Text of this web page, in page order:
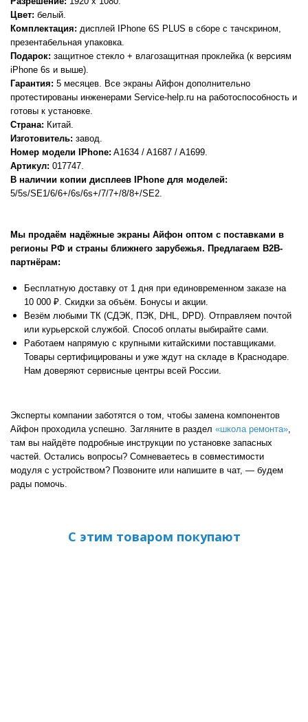
Цвет: белый.
Комплектация: дисплей IPhone 6S PLUS в сборе с тачскрином,
презентабельная упаковка.
Подарок: защитное стекло + влагозащитная проклейка (к версиям
iPhone 6s и выше).
Гарантия: 5 месяцев. Все экраны Айфон дополнительно
протестированы инженерами Service-help.ru на работоспособность и
готовы к установке.
Страна: Китай.
Изготовитель: завод.
Номер модели IPhone: A1634 / A1687 / A1699.
Артикул: 017747.
В наличии копии дисплеев IPhone для моделей:
5/5s/SE1/6/6+/6s/6s+/7/7+/8/8+/SE2.
Мы продаём надёжные экраны Айфон оптом с поставками в
регионы РФ и страны ближнего зарубежья. Предлагаем В2В-
партнёрам:
Бесплатную доставку от 1 дня при единовременном заказе на
10 000 ₽. Скидки за объём. Бонусы и акции.
Везём любыми ТК (СДЭК, ПЭК, DHL, DPD). Отправляем почтой
или курьерской службой. Способ оплаты выбирайте сами.
Работаем напрямую с крупными китайскими поставщиками.
Товары сертифицированы и уже ждут на складе в Краснодаре.
Нам доверяют сервисные центры всей России.
Эксперты компании заботятся о том, чтобы замена компонентов
Айфон проходила успешно. Загляните в раздел «школа ремонта»,
там вы найдёте подробные инструкции по установке запасных
частей. Остались вопросы? Сомневаетесь в совместимости
модуля с устройством? Позвоните или напишите в чат, — будем
рады помочь.
С этим товаром покупают